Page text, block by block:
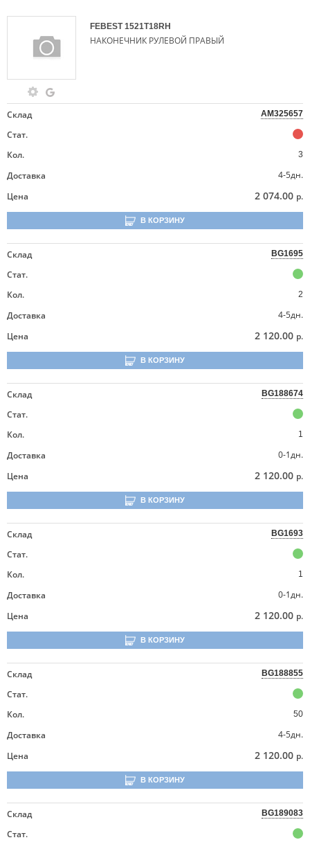
FEBEST1521T18RH
НАКОНЕЧНИК РУЛЕВОЙ ПРАВЫЙ
Склад AM325657
Стат.
Кол.
3
Доставка
4-5дн.
Цена
2 074.00 р.
В КОРЗИНУ
Склад BG1695
Стат.
Кол.
2
Доставка
4-5дн.
Цена
2 120.00 р.
В КОРЗИНУ
Склад BG188674
Стат.
Кол.
1
Доставка
0-1дн.
Цена
2 120.00 р.
В КОРЗИНУ
Склад BG1693
Стат.
Кол.
1
Доставка
0-1дн.
Цена
2 120.00 р.
В КОРЗИНУ
Склад BG188855
Стат.
Кол.
50
Доставка
4-5дн.
Цена
2 120.00 р.
В КОРЗИНУ
Склад BG189083
Стат.